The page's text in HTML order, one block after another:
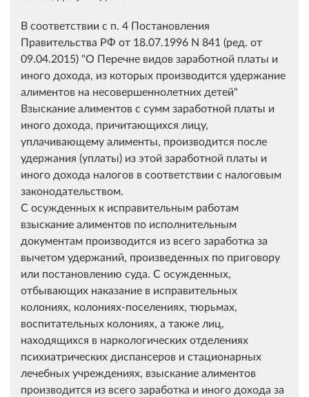
В соответствии с п. 4 Постановления
Правительства РФ от 18.07.1996 N 841 (ред. от
09.04.2015) "О Перечне видов заработной платы и
иного дохода, из которых производится удержание
алиментов на несовершеннолетних детей"
Взыскание алиментов с сумм заработной платы и
иного дохода, причитающихся лицу,
уплачивающему алименты, производится после
удержания (уплаты) из этой заработной платы и
иного дохода налогов в соответствии с налоговым
законодательством.
С осужденных к исправительным работам
взыскание алиментов по исполнительным
документам производится из всего заработка за
вычетом удержаний, произведенных по приговору
или постановлению суда. С осужденных,
отбывающих наказание в исправительных
колониях, колониях-поселениях, тюрьмах,
воспитательных колониях, а также лиц,
находящихся в наркологических отделениях
психиатрических диспансеров и стационарных
лечебных учреждениях, взыскание алиментов
производится из всего заработка и иного дохода за